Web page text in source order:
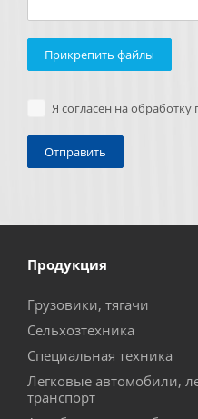
Прикрепить файлы
Я согласен на
Продукция
Грузовики, тягачи
Сельхозтехника
Специальная техника
Легковые автомобили,
транспорт